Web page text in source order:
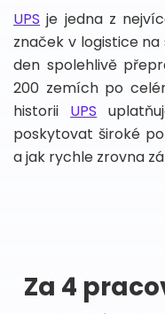
UPS je jedna z
značek v logistice
den spolehlivě
200 zemích po
historii UPS
poskytovat široké
a jak rychle zrovna
Za 4